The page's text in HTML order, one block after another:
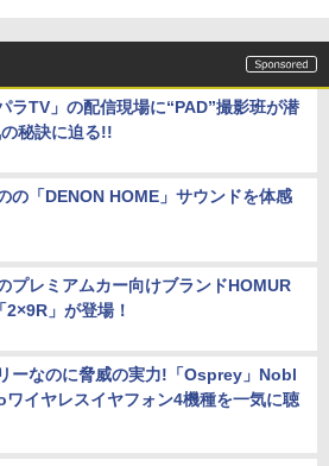
ラTV」の配信現場に“PAD”撮影班が潜
秘訣に迫る!!
の「DENON HOME」サウンドを体感
プレミアムカー向けブランドHOMUR
2×9R」が登場！
ーなのに脅威の実力!「Osprey」Nobl
イヤレスイヤフォン4機種を一気に聴